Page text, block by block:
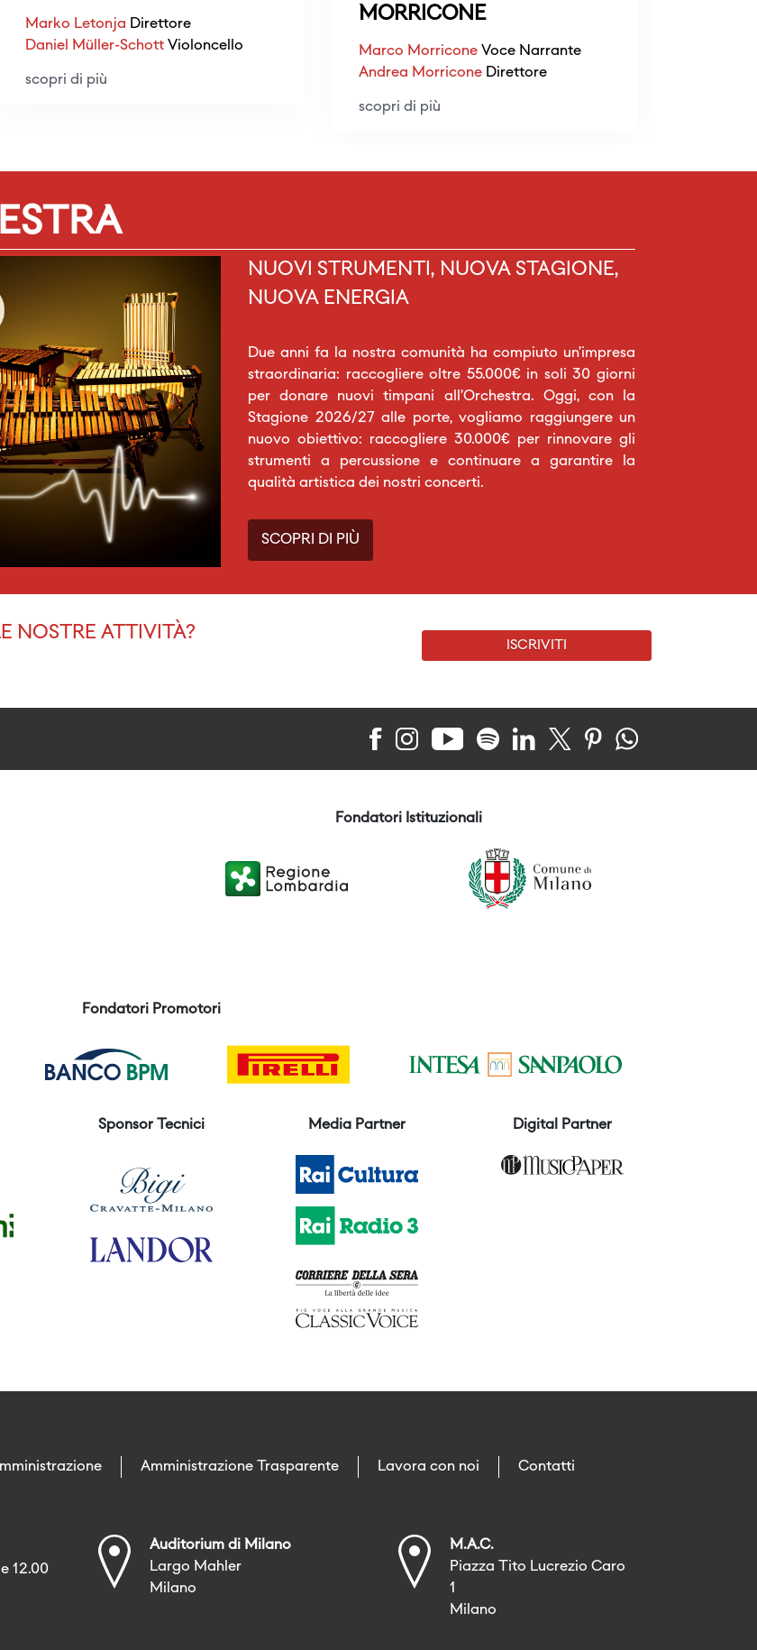
Marko Letonja Direttore
Daniel Müller-Schott Violoncello
scopri di più
MORRICONE
Marco Morricone Voce Narrante
Andrea Morricone Direttore
scopri di più
NUOVI STRUMENTI, NUOVA STAGIONE,
NUOVA ENERGIA
Due anni fa la nostra comunità ha compiuto un’impresa
straordinaria: raccogliere oltre 55.000€ in soli 30 giorni
per donare nuovi timpani all’Orchestra. Oggi, con la
Stagione 2026/27 alle porte, vogliamo raggiungere un
nuovo obiettivo: raccogliere 30.000€ per rinnovare gli
strumenti a percussione e continuare a garantire la
qualità artistica dei nostri concerti.
SCOPRI DI PIÙ
NOSTRE ATTIVITÀ?
ISCRIVITI
Fondatori Istituzionali
Fondatori Promotori
Sponsor Tecnici Media Partner Digital Partner
Amministrazione Trasparente Lavora con noi Contatti
12.00
Auditorium di Milano
Largo Mahler
Milano
M.A.C.
Piazza Tito Lucrezio Caro
1
Milano